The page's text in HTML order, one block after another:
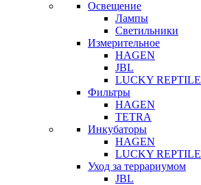
Освещение
Лампы
Светильники
Измерительное
HAGEN
JBL
LUCKY REPTILE
Фильтры
HAGEN
TETRA
Инкубаторы
HAGEN
LUCKY REPTILE
Уход за террариумом
JBL